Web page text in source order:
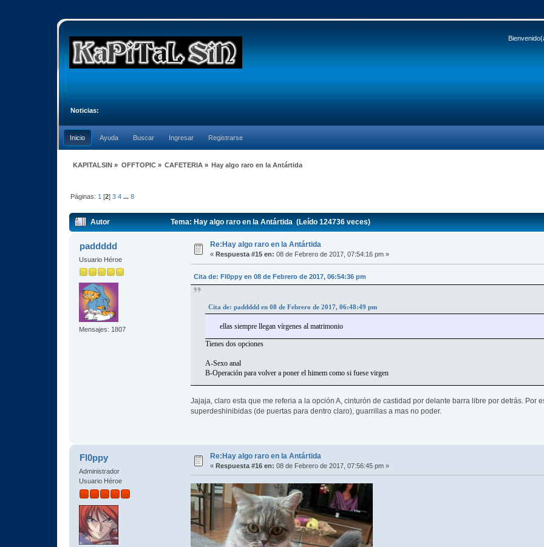
Noticias:
Inicio Ayuda Buscar Ingresar Registrarse
KAPITALSIN » OFFTOPIC» CAFETERIA » Hay algo raro en la Antártida
Páginas: 1 [2]3 4 ...8
Autor Tema: Hay algo raro en la Antártida (Leído 124736 veces)
paddddd
Usuario Héroe
Mensajes: 1807
Re:Hay algo raro en la Antártida
«Respuesta #15 en: 08 de Febrero de 2017, 07:54:16 pm »
Cita de: Fl0ppy en 08 de Febrero de 2017, 06:54:36 pm
Cita de: paddddd en 08 de Febrero de 2017, 06:48:49 pm
ellas siempre llegan vírgenes al matrimonio
Tienes dos opciones
A-Sexo anal
B-Operación para volver a poner el himem como si fuese virgen
Jajaja, claro esta que me referia a la opción A, cinturón de castidad por delante barra libre por detrás. Por
superdeshinibidas (de puertas para dentro claro), guarrillas a mas no poder.
Fl0ppy
Administrador
Usuario Héroe
Re:Hay algo raro en la Antártida
«Respuesta #16 en: 08 de Febrero de 2017, 07:56:45 pm »